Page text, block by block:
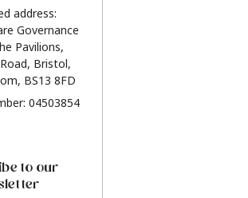
address:
Governance
Pavilions,
Bristol,
BS13 8FD
04503854
to our